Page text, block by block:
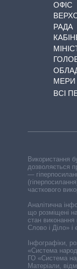
ОФІС
РАДА
МЕРИ
ВСІ
Використання
дозволяється
—
часткового
Аналітична
що розміщені
стан виконання
Слово і Діло»
Інфографіки,
«Система
ГО «Система
Матеріали,